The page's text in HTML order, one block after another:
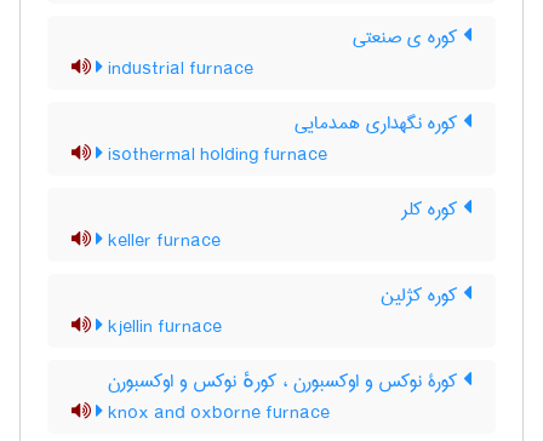
کوره ی صنعتی
industrial furnace
کوره نگهداری همدمایی
isothermal holding furnace
کوره کلر
keller furnace
کوره کژلین
kjellin furnace
کورۀ نوکس و اوکسبورن ، کورهٔ نوکس و اوکسبورن
knox and oxborne furnace